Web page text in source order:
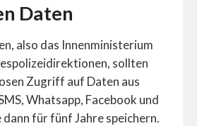
Daten
also das Innenministerium
sollten
Zugriff auf Daten aus
Whatsapp, Facebook und
dann für fünf Jahre speichern.